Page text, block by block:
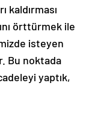
kaldırması
örttürmek ile
isteyen
Bu noktada
yaptık,